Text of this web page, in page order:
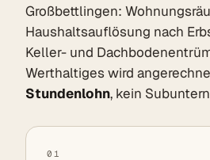
Großbettlingen:
Haushaltsauflösung nach
Keller- und
Werthaltiges wird
Stundenlohn, kein
01